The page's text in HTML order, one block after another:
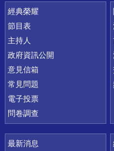
快速連結
經典榮耀
節目表
主持人
政府資訊公開
意見信箱
常見問題
電子投票
問卷調查
最新消息